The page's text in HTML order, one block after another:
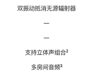
双振动抵消无源辐射器
—
—
支持立体声组合脚
²
多房间音频脚
³